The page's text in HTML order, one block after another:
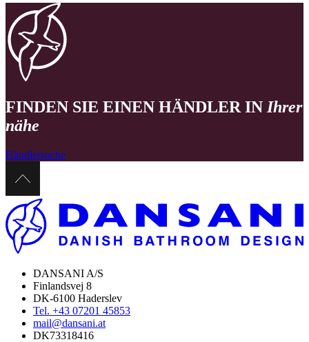
FINDEN SIE EINEN HÄNDLER IN Ihrer
nähe
Händlersuche
DANSANI A/S
Finlandsvej 8
DK-6100 Haderslev
Tel. +43 07201 45853
mail@dansani.at
DK73318416